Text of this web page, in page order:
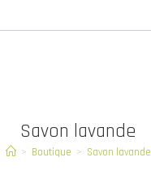
Savon lavande
> Boutique > Savon lavande